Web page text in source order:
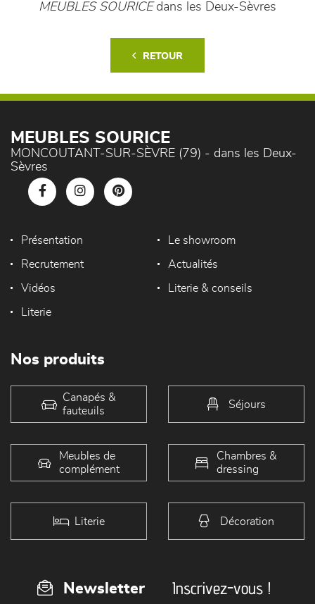
MEUBLES SOURICEdans les Deux-Sèvres
RETOUR
MEUBLES SOURICE
MONCOUTANT-SUR-SÈVRE (79) - dans les Deux-
Sèvres
Présentation Le showroom
Recrutement Actualités
Vidéos Literie & conseils
Literie
Nos produits
Canapés &
fauteuils
Séjours
Meubles de
complément
Chambres &
dressing
Literie Décoration
Newsletter Inscrivez-vous !